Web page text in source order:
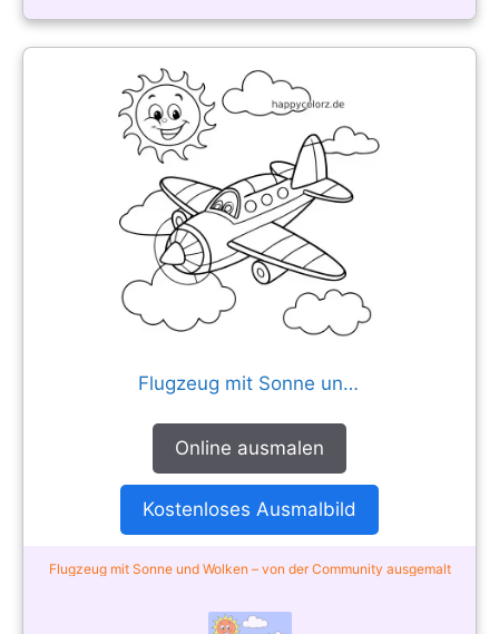
Flugzeug mit Sonne und Wolken
Online ausmalen
Kostenloses Ausmalbild
Flugzeug mit Sonne und Wolken – von der Community ausgemalt